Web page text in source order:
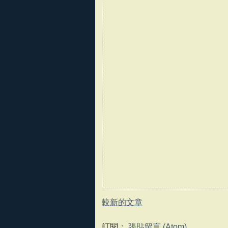
較新的文章